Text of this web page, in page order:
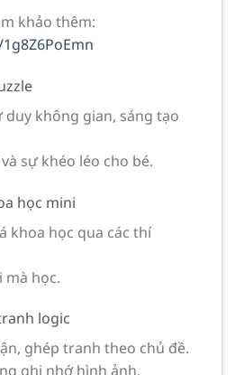
khảo thêm:
không gian, sáng tạo
sự khéo léo cho bé.
học mini
khoa học qua các thí
mà học.
logic
ghép tranh theo chủ đề.
ghi nhớ hình ảnh.